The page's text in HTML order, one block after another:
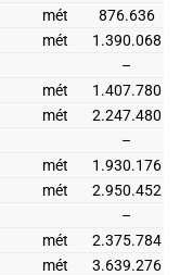
mét
876.636
mét
1.390.068
–
mét
1.407.780
mét
2.247.480
–
mét
1.930.176
mét
2.950.452
–
mét
2.375.784
mét
3.639.276